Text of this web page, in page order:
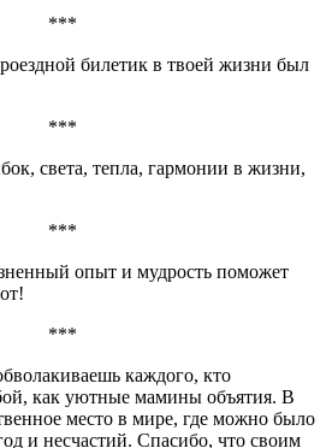
***
билетик в твоей жизни был
***
света, тепла, гармонии в жизни,
***
опыт и мудрость поможет
***
каждого, кто
как уютные мамины объятия. В
место в мире, где можно было
и несчастий. Спасибо, что своим